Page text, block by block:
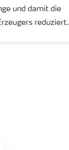
und damit die
reduziert.